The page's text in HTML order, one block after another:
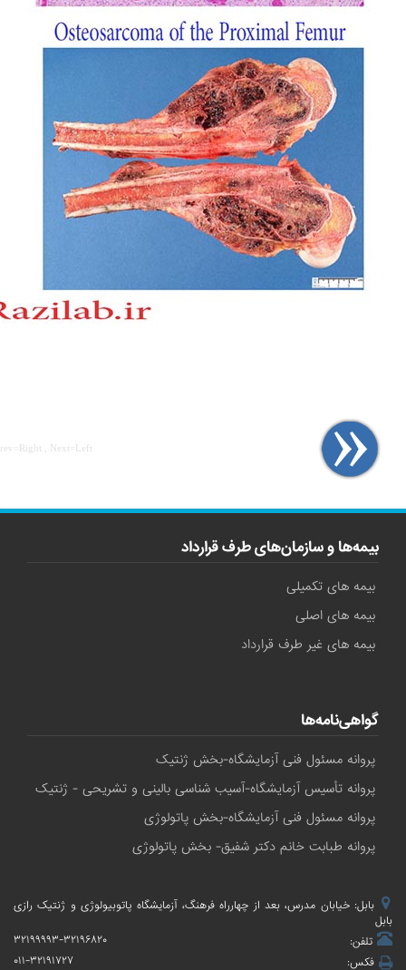
, Next=Left
بیمه‌ها و سازمان‌های طرف قرارداد
بیمه های تکمیلی
بیمه های اصلی
بیمه های غیر طرف قرارداد
گواهی‌نامه‌ها
پروانه مسئول فنی آزمایشگاه-بخش ژنتیک
پروانه تأسیس آزمایشگاه-آسیب شناسی بالینی و تشریحی - ژنتیک
پروانه مسئول فنی آزمایشگاه-بخش پاتولوژی
پروانه طبابت خانم دکتر شفیق- بخش پاتولوژی
بابل: خیابان مدرس، بعد از چهارراه فرهنگ، آزمایشگاه پاتوبیولوژی و ژنتیک رازی
بابل
تلفن:
۳۲۱۹۹۹۹۳-۳۲۱۹۶۸۲۰
فکس:
۰۱۱-۳۲۱۹۱۷۲۷